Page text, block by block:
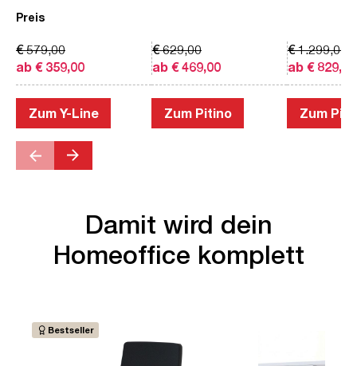
Preis
ab € 359,00
€ 579,00
Zum Y-Line
ab € 469,00
€ 629,00
Zum Pitino
ab € 829,00
€ 1.299,00
Zum
Damit wird dein
Homeoffice komplett
Bestseller